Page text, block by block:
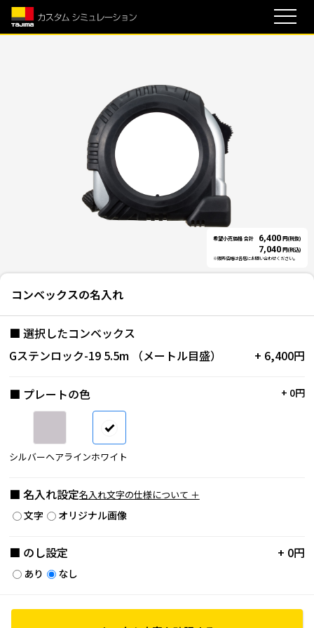
コンベックスの名入れ
■ 選択したコンベックス
Gステンロック-19 5.5m （メートル目盛）
+ 6,400円
■ プレートの色 + 0円
シルバーヘアラインホワイト
■ 名入れ設定名入れ文字の仕様について ＋
文字 オリジナル画像
■ のし設定 + 0円
あり なし
希望小売価格 合計 6,400 円(税抜)
7,040 円(税込)
※販売価格は各店にお問い合わせください。